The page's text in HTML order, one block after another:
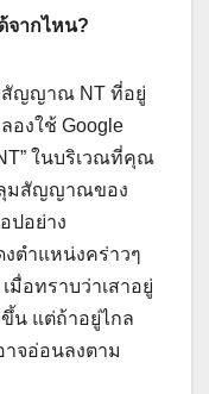
จากไหน?
สัญญาณ NT ที่อยู่
งใช้ Google
ในบริเวณที่คุณ
มสัญญาณของ
ปอย่าง
งตำแหน่งคร่าวๆ
อทราบว่าเสาอยู่
น แต่ถ้าอยู่ไกล
จอ่อนลงตาม